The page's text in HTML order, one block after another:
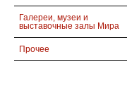
Галереи, музеи и
выставочные залы Мира
Прочее